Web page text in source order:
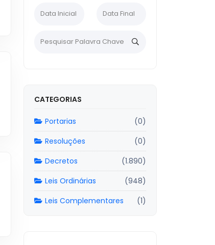
CATEGORIAS
Portarias
(0)
Resoluções
(0)
Decretos
(1.890)
Leis Ordinárias
(948)
Leis Complementares
(1)